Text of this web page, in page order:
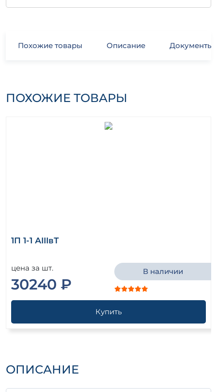
Похожие товары Описание Документы
ПОХОЖИЕ ТОВАРЫ
1П 1-1 АIIIвТ
цена за шт.
30240 ₽
В наличии
Купить
ОПИСАНИЕ